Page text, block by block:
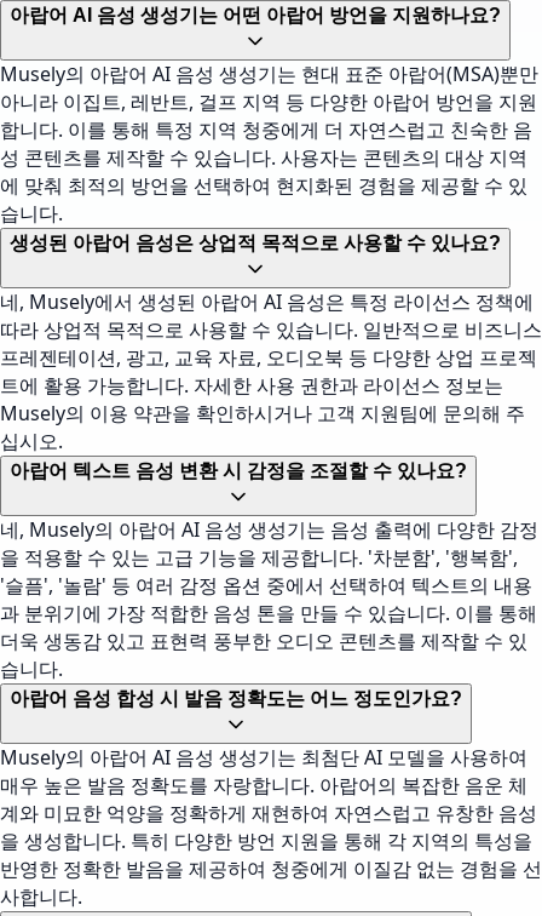
아랍어 AI 음성 생성기는 어떤 아랍어 방언을 지원하나요?
Musely의 아랍어 AI 음성 생성기는 현대 표준 아랍어(MSA)뿐만
아니라 이집트, 레반트, 걸프 지역 등 다양한 아랍어 방언을 지원
합니다. 이를 통해 특정 지역 청중에게 더 자연스럽고 친숙한 음
성 콘텐츠를 제작할 수 있습니다. 사용자는 콘텐츠의 대상 지역
에 맞춰 최적의 방언을 선택하여 현지화된 경험을 제공할 수 있
습니다.
생성된 아랍어 음성은 상업적 목적으로 사용할 수 있나요?
네, Musely에서 생성된 아랍어 AI 음성은 특정 라이선스 정책에
따라 상업적 목적으로 사용할 수 있습니다. 일반적으로 비즈니스
프레젠테이션, 광고, 교육 자료, 오디오북 등 다양한 상업 프로젝
트에 활용 가능합니다. 자세한 사용 권한과 라이선스 정보는
Musely의 이용 약관을 확인하시거나 고객 지원팀에 문의해 주
십시오.
아랍어 텍스트 음성 변환 시 감정을 조절할 수 있나요?
네, Musely의 아랍어 AI 음성 생성기는 음성 출력에 다양한 감정
을 적용할 수 있는 고급 기능을 제공합니다. '차분함', '행복함',
'슬픔', '놀람' 등 여러 감정 옵션 중에서 선택하여 텍스트의 내용
과 분위기에 가장 적합한 음성 톤을 만들 수 있습니다. 이를 통해
더욱 생동감 있고 표현력 풍부한 오디오 콘텐츠를 제작할 수 있
습니다.
아랍어 음성 합성 시 발음 정확도는 어느 정도인가요?
Musely의 아랍어 AI 음성 생성기는 최첨단 AI 모델을 사용하여
매우 높은 발음 정확도를 자랑합니다. 아랍어의 복잡한 음운 체
계와 미묘한 억양을 정확하게 재현하여 자연스럽고 유창한 음성
을 생성합니다. 특히 다양한 방언 지원을 통해 각 지역의 특성을
반영한 정확한 발음을 제공하여 청중에게 이질감 없는 경험을 선
사합니다.